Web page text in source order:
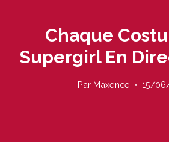
Chaque
Supergirl En
Par Maxence 15/